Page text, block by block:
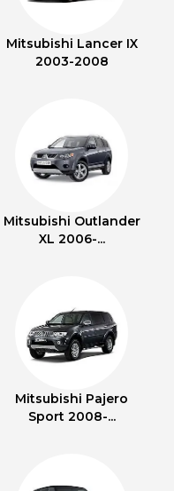
Mitsubishi Lancer IX
2003-2008
Mitsubishi Outlander
XL 2006-...
Mitsubishi Pajero
Sport 2008-...